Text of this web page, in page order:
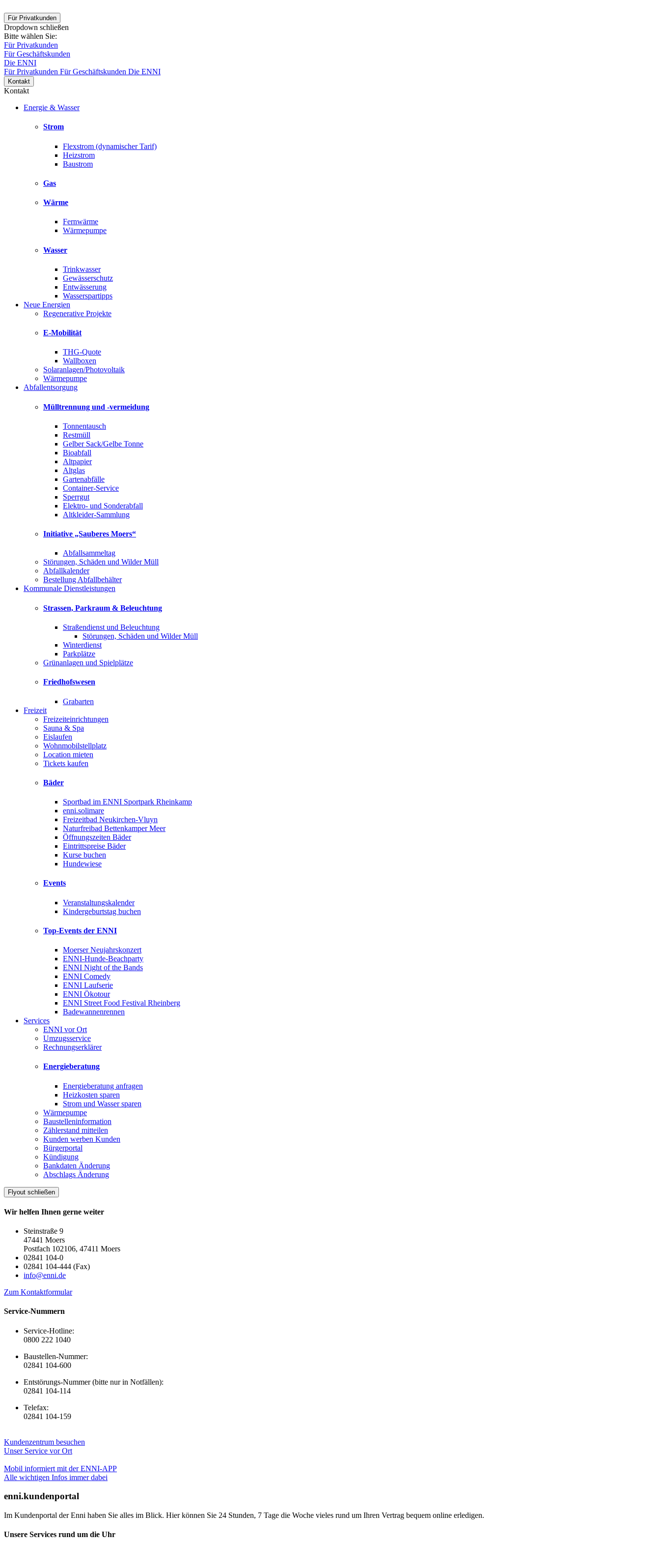
Für Privatkunden
Dropdown schließen
Bitte wählen Sie:
Für Privatkunden
Für Geschäftskunden
Die ENNI
Für Privatkunden Für Geschäftskunden Die ENNI
Kontakt
Kontakt
Energie & Wasser
Strom
Flexstrom (dynamischer Tarif)
Heizstrom
Baustrom
Gas
Wärme
Fernwärme
Wärmepumpe
Wasser
Trinkwasser
Gewässerschutz
Entwässerung
Wasserspartipps
Neue Energien
Regenerative Projekte
E-Mobilität
THG-Quote
Wallboxen
Solaranlagen/Photovoltaik
Wärmepumpe
Abfallentsorgung
Mülltrennung und -vermeidung
Tonnentausch
Restmüll
Gelber Sack/Gelbe Tonne
Bioabfall
Altpapier
Altglas
Gartenabfälle
Container-Service
Sperrgut
Elektro- und Sonderabfall
Altkleider-Sammlung
Initiative „Sauberes Moers“
Abfallsammeltag
Störungen, Schäden und Wilder Müll
Abfallkalender
Bestellung Abfallbehälter
Kommunale Dienstleistungen
Strassen, Parkraum & Beleuchtung
Straßendienst und Beleuchtung
Störungen, Schäden und Wilder Müll
Winterdienst
Parkplätze
Grünanlagen und Spielplätze
Friedhofswesen
Grabarten
Freizeit
Freizeiteinrichtungen
Sauna & Spa
Eislaufen
Wohnmobilstellplatz
Location mieten
Tickets kaufen
Bäder
Sportbad im ENNI Sportpark Rheinkamp
enni.solimare
Freizeitbad Neukirchen-Vluyn
Naturfreibad Bettenkamper Meer
Öffnungszeiten Bäder
Eintrittspreise Bäder
Kurse buchen
Hundewiese
Events
Veranstaltungskalender
Kindergeburtstag buchen
Top-Events der ENNI
Moerser Neujahrskonzert
ENNI-Hunde-Beachparty
ENNI Night of the Bands
ENNI Comedy
ENNI Laufserie
ENNI Ökotour
ENNI Street Food Festival Rheinberg
Badewannenrennen
Services
ENNI vor Ort
Umzugsservice
Rechnungserklärer
Energieberatung
Energieberatung anfragen
Heizkosten sparen
Strom und Wasser sparen
Wärmepumpe
Baustelleninformation
Zählerstand mitteilen
Kunden werben Kunden
Bürgerportal
Kündigung
Bankdaten Änderung
Abschlags Änderung
Flyout schließen
Wir helfen Ihnen gerne weiter
Steinstraße 9
47441 Moers
Postfach 102106, 47411 Moers
02841 104-0
02841 104-444 (Fax)
info@enni.de
Zum Kontaktformular
Service-Nummern
Service-Hotline:
0800 222 1040
Baustellen-Nummer:
02841 104-600
Entstörungs-Nummer (bitte nur in Notfällen):
02841 104-114
Telefax:
02841 104-159
Kundenzentrum besuchen
Unser Service vor Ort
Mobil informiert mit der ENNI-APP
Alle wichtigen Infos immer dabei
enni.kundenportal
Im Kundenportal der Enni haben Sie alles im Blick. Hier können Sie 24 Stunden, 7 Tage die Woche vieles rund um Ihren Vertrag bequem online erledigen.
Unsere Services rund um die Uhr